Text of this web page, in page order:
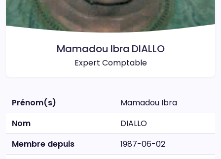
Mamadou Ibra DIALLO
Expert Comptable
Prénom(s)
Mamadou Ibra
Nom
DIALLO
Membre depuis
1987-06-02